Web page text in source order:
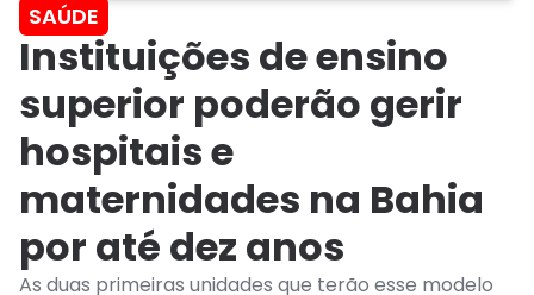
SAÚDE
Instituições de ensino
superior poderão gerir
hospitais e
maternidades na Bahia
por até dez anos
As duas primeiras unidades que terão esse modelo